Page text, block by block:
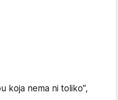
koja nema ni toliko",